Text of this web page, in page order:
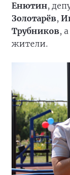
Енютин,
Золотарёв,
Трубников,
жители.